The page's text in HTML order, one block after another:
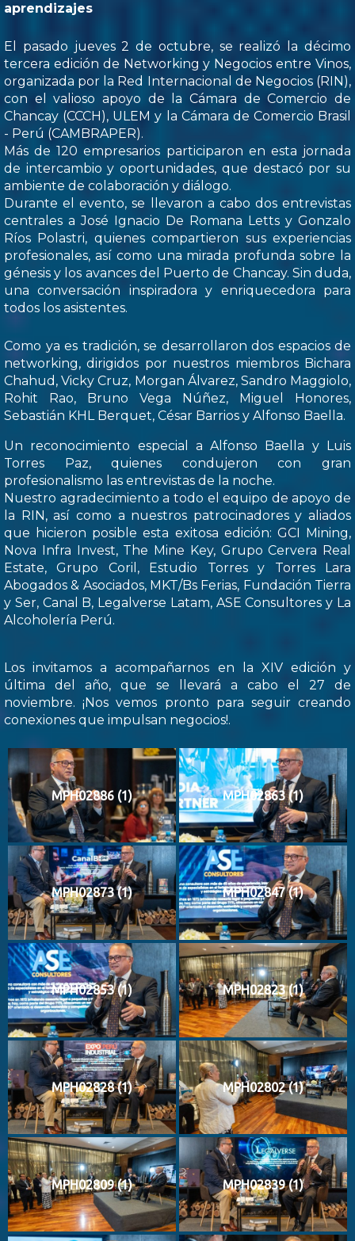
aprendizajes
El pasado jueves 2 de octubre, se realizó la décimo
tercera edición de Networking y Negocios entre Vinos,
organizada por la Red Internacional de Negocios (RIN),
con el valioso apoyo de la Cámara de Comercio de
Chancay (CCCH), ULEM y la Cámara de Comercio Brasil
- Perú (CAMBRAPER).
Más de 120 empresarios participaron en esta jornada
de intercambio y oportunidades, que destacó por su
ambiente de colaboración y diálogo.
Durante el evento, se llevaron a cabo dos entrevistas
centrales a José Ignacio De Romana Letts y Gonzalo
Ríos Polastri, quienes compartieron sus experiencias
profesionales, así como una mirada profunda sobre la
génesis y los avances del Puerto de Chancay. Sin duda,
una conversación inspiradora y enriquecedora para
todos los asistentes.
Como ya es tradición, se desarrollaron dos espacios de
networking, dirigidos por nuestros miembros Bichara
Chahud, Vicky Cruz, Morgan Álvarez, Sandro Maggiolo,
Rohit Rao, Bruno Vega Núñez, Miguel Honores,
Sebastián KHL Berquet, César Barrios y Alfonso Baella.
Un reconocimiento especial a Alfonso Baella y Luis
Torres Paz, quienes condujeron con gran
profesionalismo las entrevistas de la noche.
Nuestro agradecimiento a todo el equipo de apoyo de
la RIN, así como a nuestros patrocinadores y aliados
que hicieron posible esta exitosa edición: GCI Mining,
Nova Infra Invest, The Mine Key, Grupo Cervera Real
Estate, Grupo Coril, Estudio Torres y Torres Lara
Abogados & Asociados, MKT/Bs Ferias, Fundación Tierra
y Ser, Canal B, Legalverse Latam, ASE Consultores y La
Alcoholería Perú.
Los invitamos a acompañarnos en la XIV edición y
última del año, que se llevará a cabo el 27 de
noviembre. ¡Nos vemos pronto para seguir creando
conexiones que impulsan negocios!.
MPH02886 (1) MPH02863 (1)
MPH02873 (1) MPH02847 (1)
MPH02853 (1) MPH02823 (1)
MPH02828 (1) MPH02802 (1)
MPH02809 (1) MPH02839 (1)